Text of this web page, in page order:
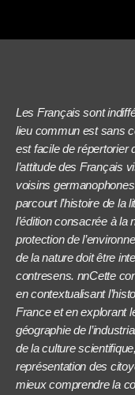
Les Français sont
lieu commun est sans
est facile de répertorier
l’attitude des Français
voisins
parcourt l’histoire de la
l’édition consacrée à la
protection de
de la nature doit être
contresens. nnCette
en contextualisant
France et en explorant
géographie de
de la culture
représentation des
mieux comprendre la